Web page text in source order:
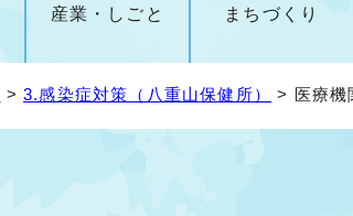
産業・しごと まちづくり
>3.感染症対策（八重山保健所） > 医療機